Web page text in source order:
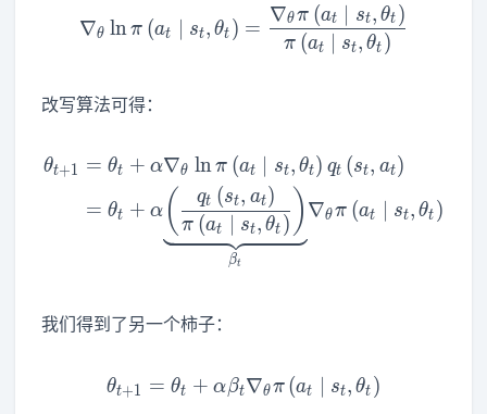
\nabla_\theta \ln
∇θ lnπ (at ∣ st, θt ) =
π (at st, θt )
∇θπ (at ∣ st, θt )
改写算法可得：
\begin{aligned}
θt+1 = θt + α∇θ lnπ (at st, θt ) qt (st, at )
= θt + α
βt
( π (at st, θt )
qt (st, at ) ) ∇θπ (at st, θt )
我们得到了另一个柿子：
θt+1 = θt + αβt∇θπ (at st, θt )